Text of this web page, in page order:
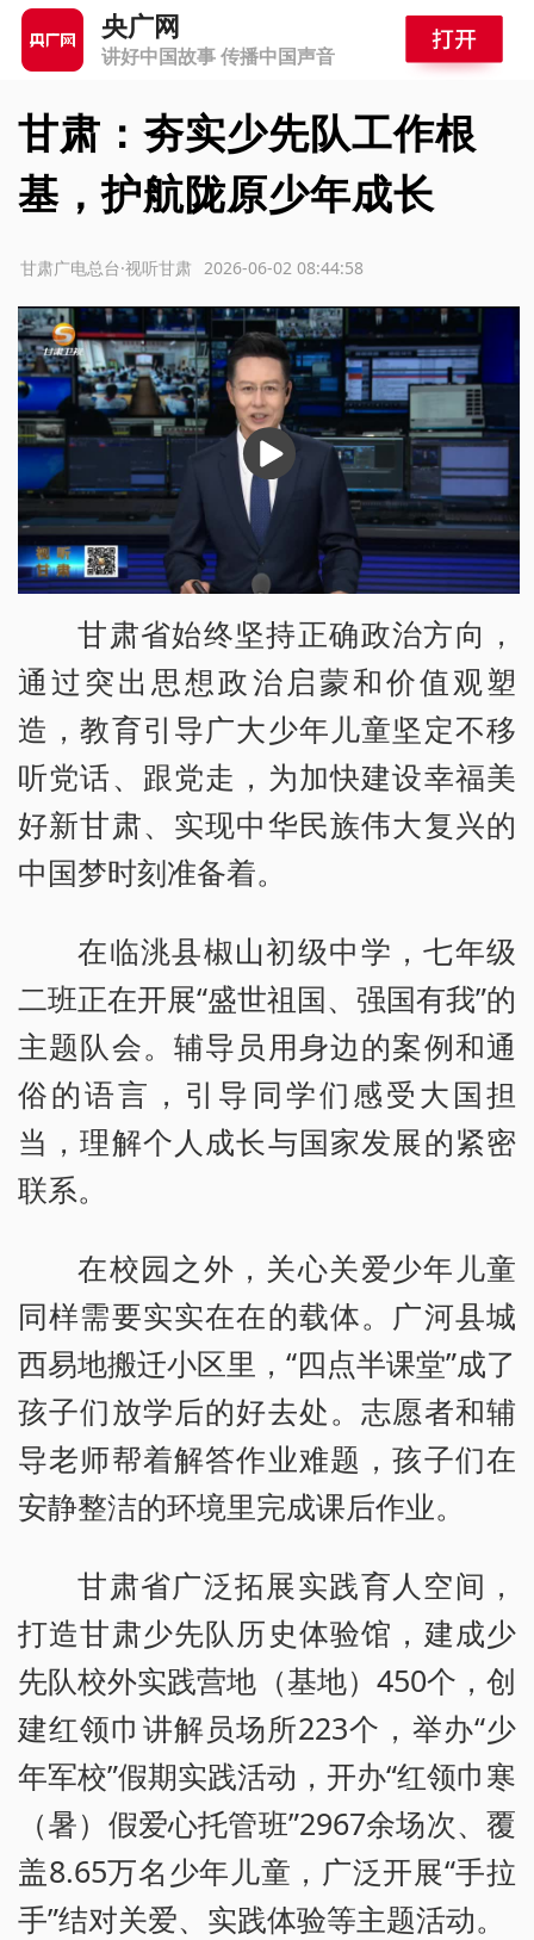
央广网
讲好中国故事 传播中国声音
甘肃：夯实少先队工作根
基，护航陇原少年成长
2026-06-02 08:44:58
甘肃广电总台·视听甘肃
播
放
甘肃省始终坚持正确政治方向，
通过突出思想政治启蒙和价值观塑
造，教育引导广大少年儿童坚定不移
听党话、跟党走，为加快建设幸福美
好新甘肃、实现中华民族伟大复兴的
中国梦时刻准备着。
在临洮县椒山初级中学，七年级
二班正在开展“盛世祖国、强国有我”的
主题队会。辅导员用身边的案例和通
俗的语言，引导同学们感受大国担
当，理解个人成长与国家发展的紧密
联系。
在校园之外，关心关爱少年儿童
同样需要实实在在的载体。广河县城
西易地搬迁小区里，“四点半课堂”成了
孩子们放学后的好去处。志愿者和辅
导老师帮着解答作业难题，孩子们在
安静整洁的环境里完成课后作业。
甘肃省广泛拓展实践育人空间，
打造甘肃少先队历史体验馆，建成少
先队校外实践营地（基地）450个，创
建红领巾讲解员场所223个，举办“少
年军校”假期实践活动，开办“红领巾寒
（暑）假爱心托管班”2967余场次、覆
盖8.65万名少年儿童，广泛开展“手拉
手”结对关爱、实践体验等主题活动。